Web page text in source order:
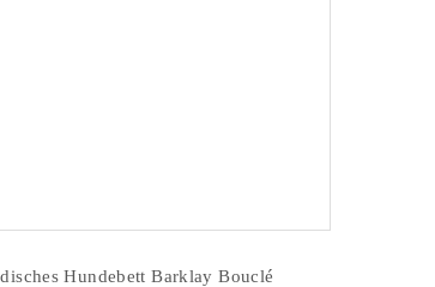
Hundebett Barklay Bouclé